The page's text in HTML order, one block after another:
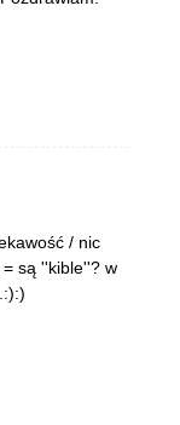
/ nic
są ''kible''? w